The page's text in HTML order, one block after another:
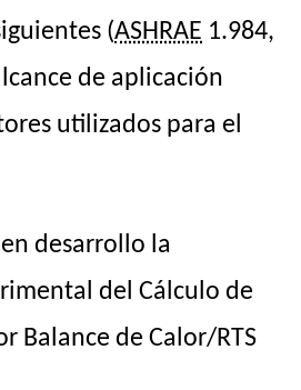
(ASHRAE 1.984,
de aplicación
utilizados para el
desarrollo la
del Cálculo de
Balance de Calor/RTS